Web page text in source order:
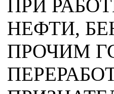
ПРИ
НЕФТИ,
ПРОЧИМ